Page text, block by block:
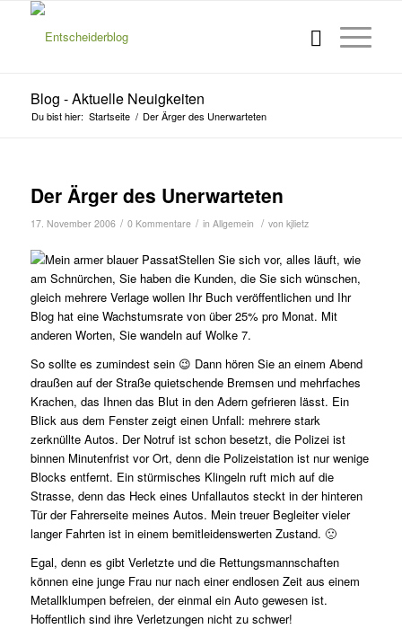
Blog - Aktuelle Neuigkeiten
Du bist hier: Startseite / Der Ärger des Unerwarteten
Der Ärger des Unerwarteten
17. November 2006 / 0 Kommentare / in Allgemein / von kjlietz
Stellen Sie sich vor, alles läuft, wie
am Schnürchen, Sie haben die Kunden, die Sie sich wünschen,
gleich mehrere Verlage wollen Ihr Buch veröffentlichen und Ihr
Blog hat eine Wachstumsrate von über 25% pro Monat. Mit
anderen Worten, Sie wandeln auf Wolke 7.
So sollte es zumindest sein 😉 Dann hören Sie an einem Abend
draußen auf der Straße quietschende Bremsen und mehrfaches
Krachen, das Ihnen das Blut in den Adern gefrieren lässt. Ein
Blick aus dem Fenster zeigt einen Unfall: mehrere stark
zerknüllte Autos. Der Notruf ist schon besetzt, die Polizei ist
binnen Minutenfrist vor Ort, denn die Polizeistation ist nur wenige
Blocks entfernt. Ein stürmisches Klingeln ruft mich auf die
Strasse, denn das Heck eines Unfallautos steckt in der hinteren
Tür der Fahrerseite meines Autos. Mein treuer Begleiter vieler
langer Fahrten ist in einem bemitleidenswerten Zustand. 🙁
Egal, denn es gibt Verletzte und die Rettungsmannschaften
können eine junge Frau nur nach einer endlosen Zeit aus einem
Metallklumpen befreien, der einmal ein Auto gewesen ist.
Hoffentlich sind ihre Verletzungen nicht zu schwer!